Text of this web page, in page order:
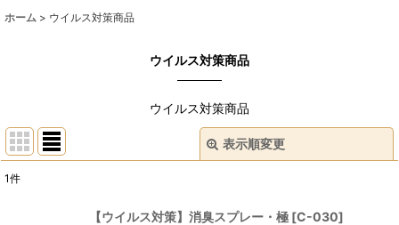
ホーム > ウイルス対策商品
ウイルス対策商品
ウイルス対策商品
表示順変更
1件
【ウイルス対策】消臭スプレー・極 [C-030]